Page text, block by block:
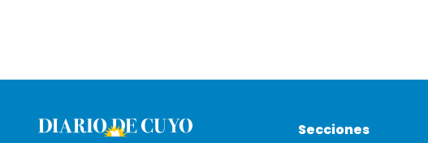
Secciones